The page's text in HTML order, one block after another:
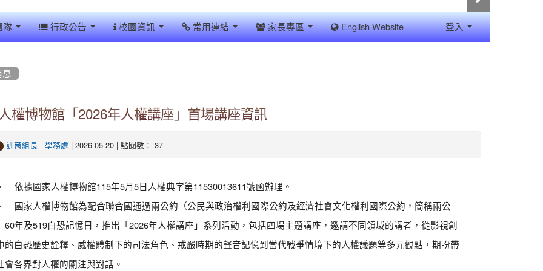
隊 行政公告 校園資訊 常用連結 家長專區 English Website 登入
息
權博物館「2026年人權講座」首場講座資訊
訓育組長- 學務處 | 2026-05-20 | 點閱數： 37
依據國家人權博物館115年5月5日人權典字第11530013611號函辦理。
國家人權博物館為配合聯合國通過兩公約（公民與政治權利國際公約及經濟社會文化權利國際公約，簡稱兩公
60年及519白恐記憶日，推出「2026年人權講座」系列活動，包括四場主題講座，邀請不同領域的講者，從影視創
的白恐歷史詮釋、威權體制下的司法角色、戒嚴時期的聲音記憶到當代戰爭情境下的人權議題等多元觀點，期盼帶
會各界對人權的關注與對話。